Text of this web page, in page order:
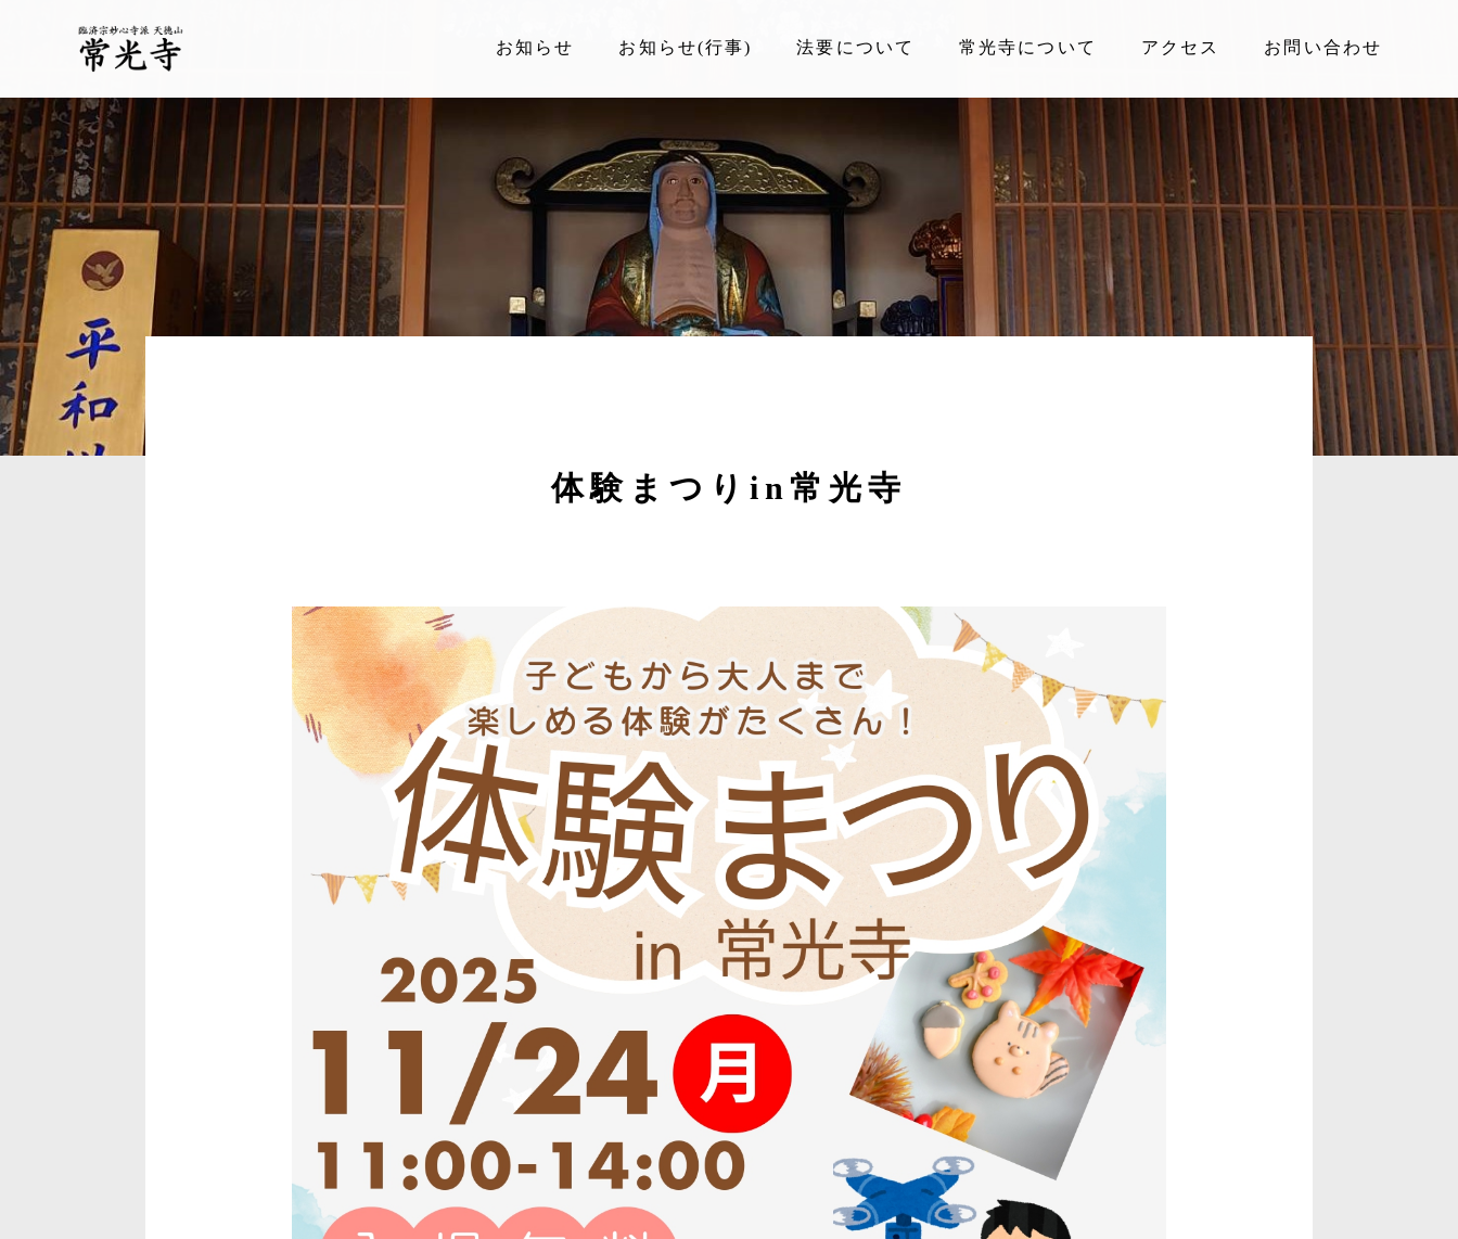
お知らせ お知らせ(行事) 法要について 常光寺について アクセス お問い合わせ
体験まつりin常光寺